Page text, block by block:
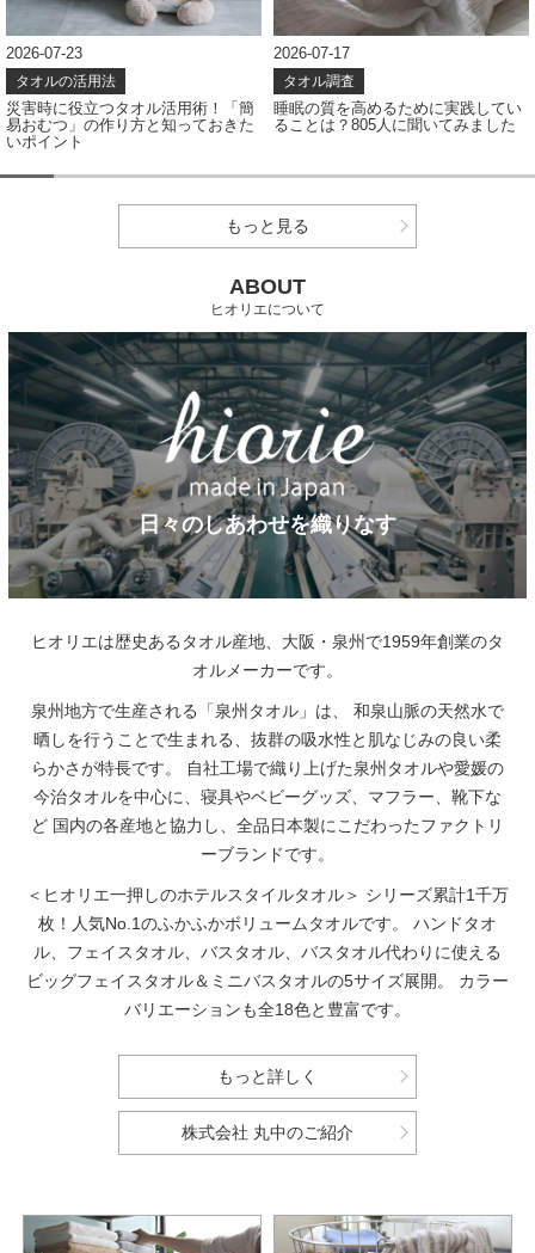
2026-07-23
タオルの活用法
災害時に役立つタオル活用術！「簡
易おむつ」の作り方と知っておきた
いポイント
2026-07-17
タオル調査
睡眠の質を高めるために実践してい
ることは？805人に聞いてみました
もっと見る
ABOUT
ヒオリエについて
日々のしあわせを織りなす
ヒオリエは歴史あるタオル産地、大阪・泉州で1959年創業のタ
オルメーカーです。
泉州地方で生産される「泉州タオル」は、
和泉山脈の天然水で
晒しを行うことで生まれる、抜群の吸水性と肌なじみの良い柔
らかさが特長です。
自社工場で織り上げた泉州タオルや愛媛の
今治タオルを中心に、寝具やベビーグッズ、マフラー、靴下な
ど 国内の各産地と協力し、全品日本製にこだわったファクトリ
ーブランドです。
＜ヒオリエ一押しのホテルスタイルタオル＞ シリーズ累計1千万
枚！人気No.1のふかふかボリュームタオルです。
ハンドタオ
ル、フェイスタオル、バスタオル、バスタオル代わりに使える
ビッグフェイスタオル＆ミニバスタオルの5サイズ展開。
カラー
バリエーションも全18色と豊富です。
もっと詳しく
株式会社 丸中のご紹介